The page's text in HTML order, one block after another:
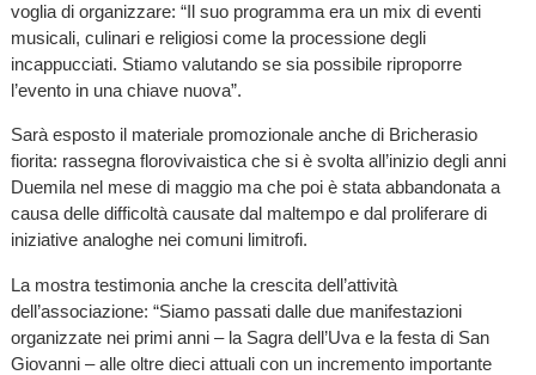
voglia di organizzare: “Il suo programma era un mix di eventi
musicali, culinari e religiosi come la processione degli
incappucciati. Stiamo valutando se sia possibile riproporre
l’evento in una chiave nuova”.
Sarà esposto il materiale promozionale anche di Bricherasio
fiorita: rassegna florovivaistica che si è svolta all’inizio degli anni
Duemila nel mese di maggio ma che poi è stata abbandonata a
causa delle difficoltà causate dal maltempo e dal proliferare di
iniziative analoghe nei comuni limitrofi.
La mostra testimonia anche la crescita dell’attività
dell’associazione: “Siamo passati dalle due manifestazioni
organizzate nei primi anni – la Sagra dell’Uva e la festa di San
Giovanni – alle oltre dieci attuali con un incremento importante